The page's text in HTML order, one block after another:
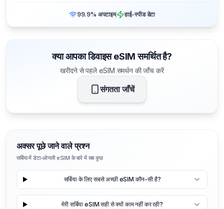
99.9% अपटाइम हाई-स्पीड डेटा
क्या आपका डिवाइस eSIM समर्थित है?
खरीदने से पहले eSIM समर्थन की जाँच करें
संगतता जाँचें
अक्सर पूछे जाने वाले प्रश्न
सर्बिया में डेटा-ओनली eSIM के बारे में सब कुछ
सर्बिया के लिए सबसे अच्छी eSIM कौन-सी है?
मेरी सर्बिया eSIM सही से क्यों काम नहीं कर रही?